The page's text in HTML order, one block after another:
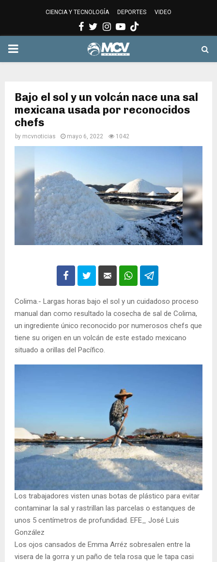
CIENCIA Y TECNOLOGÍA DEPORTES VIDEO
Facebook
Twitter
Instagram
Youtube
PRIMARY
Bajo el sol y un volcán nace una sal
mexicana usada por reconocidos
chefs
by mcvnoticias mayo 6, 2022 1042
Colima.- Largas horas bajo el sol y un cuidadoso proceso
manual dan como resultado la cosecha de sal de Colima,
un ingrediente único reconocido por numerosos chefs que
tiene su origen en un volcán de este estado mexicano
situado a orillas del Pacífico.
Los trabajadores visten unas botas de plástico para evitar
contaminar la sal y rastrillan las parcelas o estanques de
unos 5 centímetros de profundidad. EFE_ José Luis
González
Los ojos cansados de Emma Arréz sobresalen entre la
visera de la gorra y un paño de tela rosa que le tapa casi